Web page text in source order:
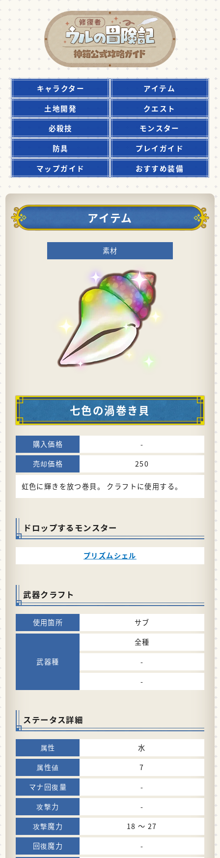
キャラクター
アイテム
土地開発
クエスト
必殺技
モンスター
防具
プレイガイド
マップガイド
おすすめ装備
アイテム
素材
七色の渦巻き貝
-
250
虹色に輝きを放つ巻貝。 クラフトに使用する。
ドロップするモンスター
プリズムシェル
武器クラフト
サブ
全種
-
-
ステータス詳細
水
7
-
-
18 〜 27
-